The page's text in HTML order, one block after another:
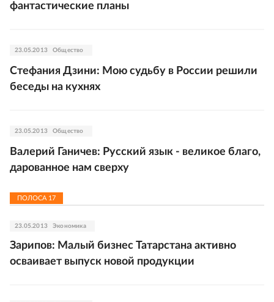
фантастические планы
23.05.2013 Общество
Стефания Дзини: Мою судьбу в России решили
беседы на кухнях
23.05.2013 Общество
Валерий Ганичев: Русский язык - великое благо,
дарованное нам сверху
ПОЛОСА 17
23.05.2013 Экономика
Зарипов: Малый бизнес Татарстана активно
осваивает выпуск новой продукции